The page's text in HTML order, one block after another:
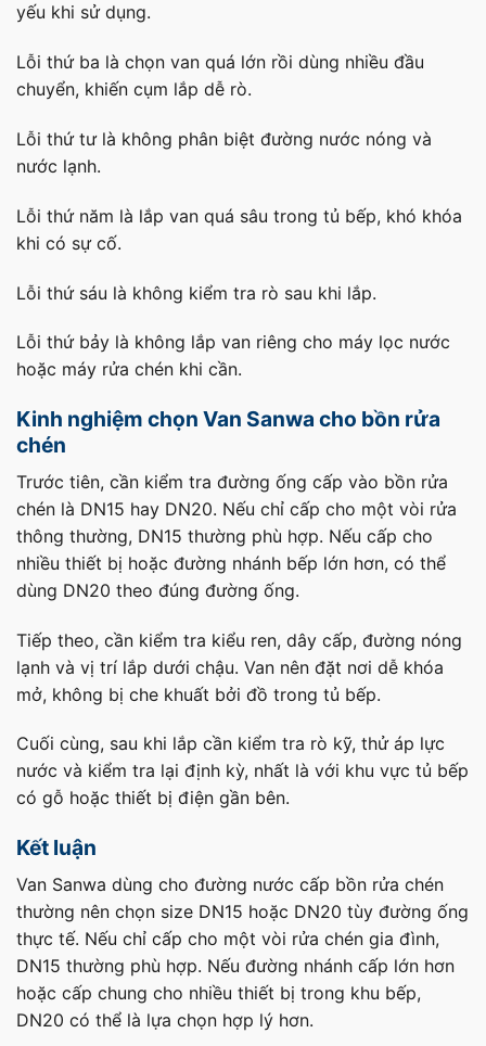
yếu khi sử dụng.
Lỗi thứ ba là chọn van quá lớn rồi dùng nhiều đầu
chuyển, khiến cụm lắp dễ rò.
Lỗi thứ tư là không phân biệt đường nước nóng và
nước lạnh.
Lỗi thứ năm là lắp van quá sâu trong tủ bếp, khó khóa
khi có sự cố.
Lỗi thứ sáu là không kiểm tra rò sau khi lắp.
Lỗi thứ bảy là không lắp van riêng cho máy lọc nước
hoặc máy rửa chén khi cần.
Kinh nghiệm chọn Van Sanwa cho bồn rửa
chén
Trước tiên, cần kiểm tra đường ống cấp vào bồn rửa
chén là DN15 hay DN20. Nếu chỉ cấp cho một vòi rửa
thông thường, DN15 thường phù hợp. Nếu cấp cho
nhiều thiết bị hoặc đường nhánh bếp lớn hơn, có thể
dùng DN20 theo đúng đường ống.
Tiếp theo, cần kiểm tra kiểu ren, dây cấp, đường nóng
lạnh và vị trí lắp dưới chậu. Van nên đặt nơi dễ khóa
mở, không bị che khuất bởi đồ trong tủ bếp.
Cuối cùng, sau khi lắp cần kiểm tra rò kỹ, thử áp lực
nước và kiểm tra lại định kỳ, nhất là với khu vực tủ bếp
có gỗ hoặc thiết bị điện gần bên.
Kết luận
Van Sanwa dùng cho đường nước cấp bồn rửa chén
thường nên chọn size DN15 hoặc DN20 tùy đường ống
thực tế. Nếu chỉ cấp cho một vòi rửa chén gia đình,
DN15 thường phù hợp. Nếu đường nhánh cấp lớn hơn
hoặc cấp chung cho nhiều thiết bị trong khu bếp,
DN20 có thể là lựa chọn hợp lý hơn.